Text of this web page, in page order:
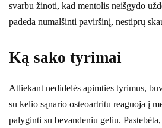
svarbu žinoti, kad mentolis neišgydo
padeda numalšinti paviršinį, nestiprų
Ką sako tyrimai
Atliekant nedidelės apimties tyrimus,
su kelio sąnario osteoartritu reaguoja į
palyginti su bevandeniu geliu.